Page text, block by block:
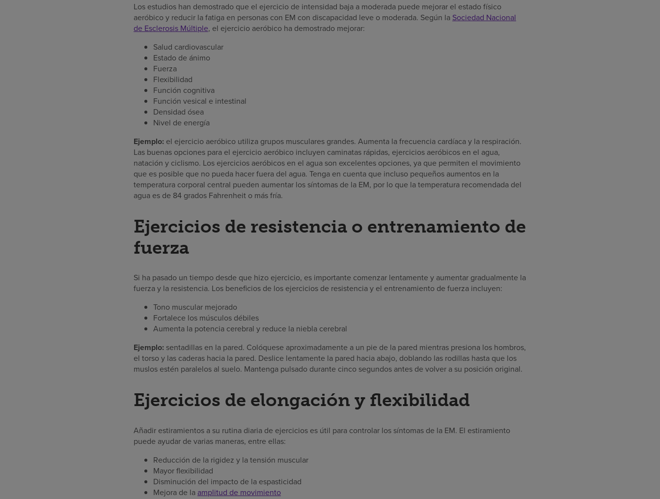
Los estudios han demostrado que el ejercicio de intensidad baja a moderada puede mejorar el estado físico
aeróbico y reducir la fatiga en personas con EM con discapacidad leve o moderada. Según la Sociedad Nacional
de Esclerosis Múltiple, el ejercicio aeróbico ha demostrado mejorar:
Salud cardiovascular
Estado de ánimo
Fuerza
Flexibilidad
Función cognitiva
Función vesical e intestinal
Densidad ósea
Nivel de energía
Ejemplo: el ejercicio aeróbico utiliza grupos musculares grandes. Aumenta la frecuencia cardíaca y la respiración.
Las buenas opciones para el ejercicio aeróbico incluyen caminatas rápidas, ejercicios aeróbicos en el agua,
natación y ciclismo. Los ejercicios aeróbicos en el agua son excelentes opciones, ya que permiten el movimiento
que es posible que no pueda hacer fuera del agua. Tenga en cuenta que incluso pequeños aumentos en la
temperatura corporal central pueden aumentar los síntomas de la EM, por lo que la temperatura recomendada del
agua es de 84 grados Fahrenheit o más fría.
Ejercicios de resistencia o entrenamiento de
fuerza
Si ha pasado un tiempo desde que hizo ejercicio, es importante comenzar lentamente y aumentar gradualmente la
fuerza y la resistencia. Los beneficios de los ejercicios de resistencia y el entrenamiento de fuerza incluyen:
Tono muscular mejorado
Fortalece los músculos débiles
Aumenta la potencia cerebral y reduce la niebla cerebral
Ejemplo: sentadillas en la pared. Colóquese aproximadamente a un pie de la pared mientras presiona los hombros,
el torso y las caderas hacia la pared. Deslice lentamente la pared hacia abajo, doblando las rodillas hasta que los
muslos estén paralelos al suelo. Mantenga pulsado durante cinco segundos antes de volver a su posición original.
Ejercicios de elongación y flexibilidad
Añadir estiramientos a su rutina diaria de ejercicios es útil para controlar los síntomas de la EM. El estiramiento
puede ayudar de varias maneras, entre ellas:
Reducción de la rigidez y la tensión muscular
Mayor flexibilidad
Disminución del impacto de la espasticidad
Mejora de la amplitud de movimiento